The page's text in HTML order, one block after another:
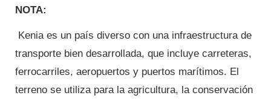
NOTA:
Kenia es un país diverso con una infraestructura de
transporte bien desarrollada, que incluye carreteras,
ferrocarriles, aeropuertos y puertos marítimos. El
terreno se utiliza para la agricultura, la conservación